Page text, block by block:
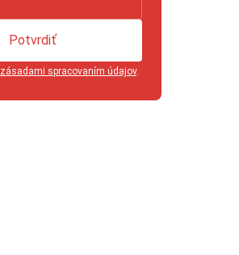
zásadami spracovaním údajov.
Potvrdiť